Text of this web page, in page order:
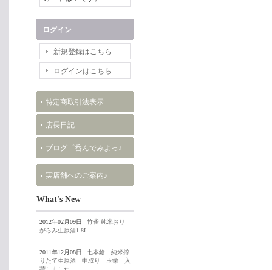
ログイン
新規登録はこちら
ログインはこちら
特定商取引法表示
店長日記
ブログ゜呑んでみよっ♪
実店舗へのご案内♪
What's New
2012年02月09日
竹雀 純米おり
がらみ生原酒1.8L
2011年12月08日
七本鎗 純米搾
りたて生原酒 中取り 玉栄 入